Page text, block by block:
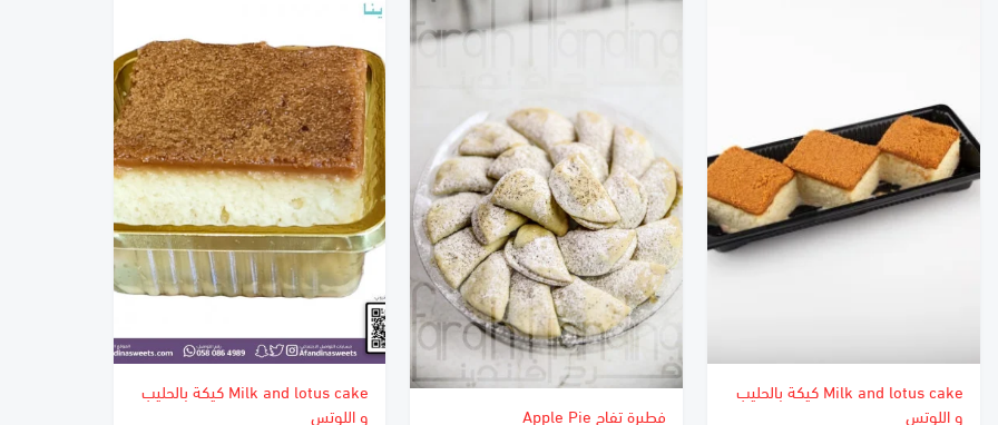
Milk and lotus cake كيكة بالحليب
و اللوتس
فطيرة تفاح Apple Pie
Milk and lotus cake كيكة بالحليب
و اللوتس